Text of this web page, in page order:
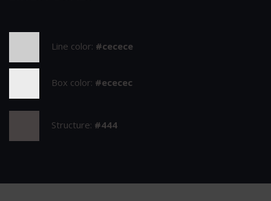
Line color: #cecece
Box color: #ececec
Structure: #444